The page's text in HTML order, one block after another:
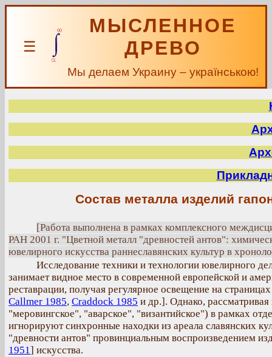
☰
МЫСЛЕННОЕ
ДРЕВО
Мы делаем Украину – українською!
Состав металла изделий
[Работа выполнена в рамках комплексного
РАН 2001 г. "Цветной металл "древностей антов":
ювелирного искусства раннеславянских культур в
Исследование техники и технологии ювелирного
занимает видное место в современной европейской и
реставрации, получая регулярное освещение на
Callmer 1985, Craddock 1985 и др.]. Однако,
"меровингское", "аварское", "византийское") в рамках
игнорируют синхронные находки из ареала славянских
"древности антов" провинциальным воспроизведением
1951] искусства.